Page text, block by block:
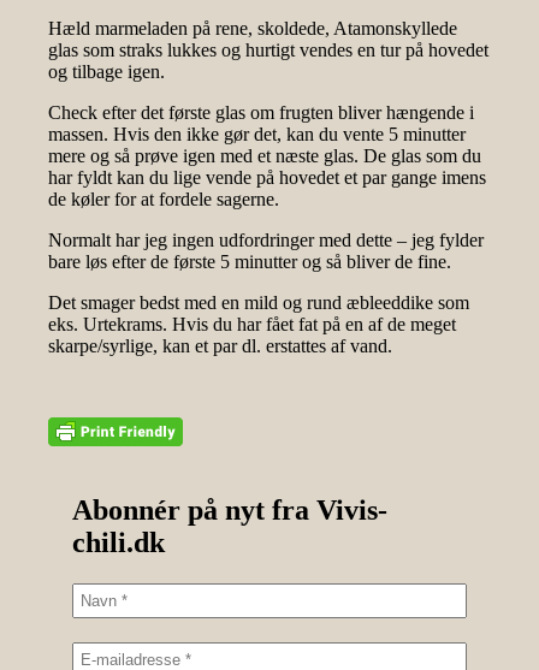
Hæld marmeladen på rene, skoldede, Atamonskyllede
glas som straks lukkes og hurtigt vendes en tur på hovedet
og tilbage igen.
Check efter det første glas om frugten bliver hængende i
massen. Hvis den ikke gør det, kan du vente 5 minutter
mere og så prøve igen med et næste glas. De glas som du
har fyldt kan du lige vende på hovedet et par gange imens
de køler for at fordele sagerne.
Normalt har jeg ingen udfordringer med dette – jeg fylder
bare løs efter de første 5 minutter og så bliver de fine.
Det smager bedst med en mild og rund æbleeddike som
eks. Urtekrams. Hvis du har fået fat på en af de meget
skarpe/syrlige, kan et par dl. erstattes af vand.
Abonnér på nyt fra Vivis-
chili.dk